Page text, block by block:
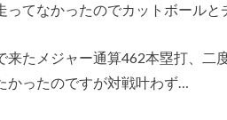
てなかったのでカットボールと
来たメジャー通算462本塁打、二
かったのですが対戦叶わず…